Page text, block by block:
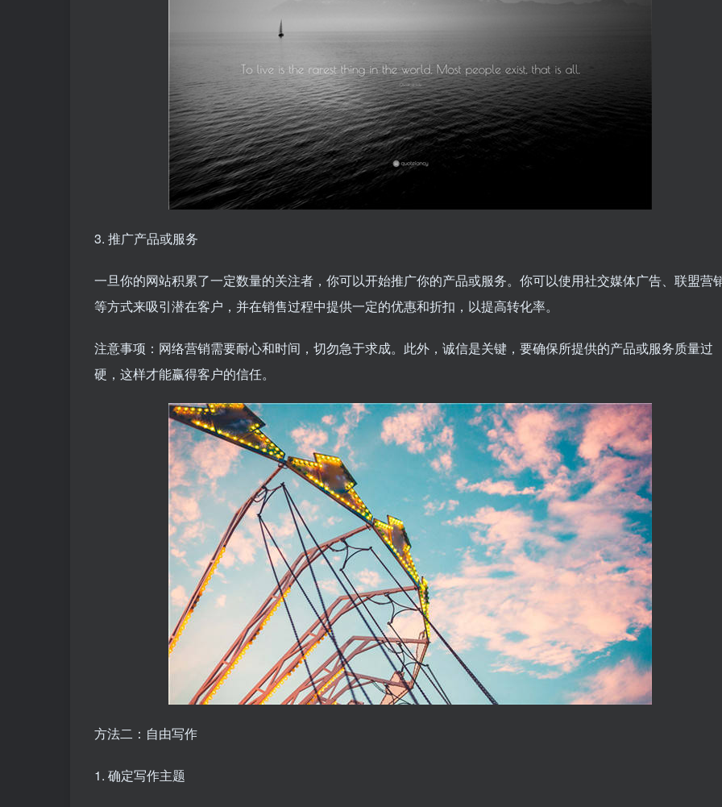
3. 推广产品或服务
一旦你的网站积累了一定数量的关注者，你可以开始推广你的产品或服务。你可以使用社交媒体广告、联盟营
等方式来吸引潜在客户，并在销售过程中提供一定的优惠和折扣，以提高转化率。
注意事项：网络营销需要耐心和时间，切勿急于求成。此外，诚信是关键，要确保所提供的产品或服务质量过
硬，这样才能赢得客户的信任。
方法二：自由写作
1. 确定写作主题